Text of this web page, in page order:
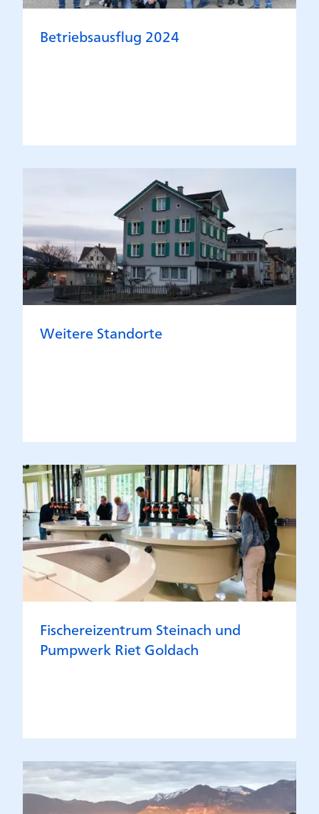
Betriebsausflug 2024
Weitere Standorte
Fischereizentrum Steinach und
Pumpwerk Riet Goldach